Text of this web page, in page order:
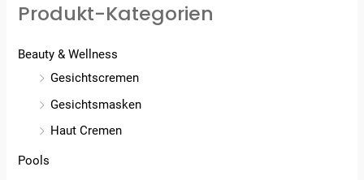
Produkt-Kategorien
Beauty & Wellness
Gesichtscremen
Gesichtsmasken
Haut Cremen
Pools